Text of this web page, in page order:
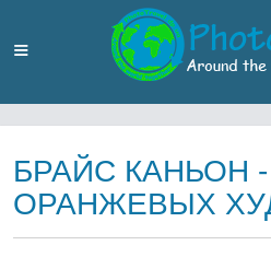
БРАЙС КАНЬОН
ОРАНЖЕВЫХ